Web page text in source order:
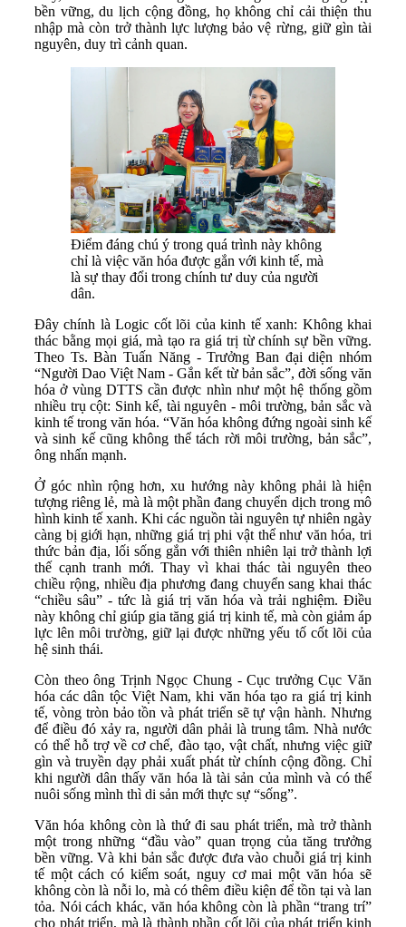
bền vững, du lịch cộng đồng, họ không chỉ cải thiện thu
nhập mà còn trở thành lực lượng bảo vệ rừng, giữ gìn tài
nguyên, duy trì cảnh quan.
Điểm đáng chú ý trong quá trình này không
chỉ là việc văn hóa được gắn với kinh tế, mà
là sự thay đổi trong chính tư duy của người
dân.
Đây chính là Logic cốt lõi của kinh tế xanh: Không khai
thác bằng mọi giá, mà tạo ra giá trị từ chính sự bền vững.
Theo Ts. Bàn Tuấn Năng -Trưởng Ban đại diện nhóm
“Người Dao Việt Nam - Gắn kết từ bản sắc”, đời sống văn
hóa ở vùng DTTS cần được nhìn như một hệ thống gồm
nhiều trụ cột: Sinh kế, tài nguyên - môi trường, bản sắc và
kinh tế trong văn hóa. “Văn hóa không đứng ngoài sinh kế
và sinh kế cũng không thể tách rời môi trường, bản sắc”,
ông nhấn mạnh.
Ở góc nhìn rộng hơn, xu hướng này không phải là hiện
tượng riêng lẻ, mà là một phần đang chuyển dịch trong mô
hình kinh tế xanh. Khi các nguồn tài nguyên tự nhiên ngày
càng bị giới hạn, những giá trị phi vật thể như văn hóa, tri
thức bản địa, lối sống gắn với thiên nhiên lại trở thành lợi
thế cạnh tranh mới. Thay vì khai thác tài nguyên theo
chiều rộng, nhiều địa phương đang chuyển sang khai thác
“chiều sâu” - tức là giá trị văn hóa và trải nghiệm. Điều
này không chỉ giúp gia tăng giá trị kinh tế, mà còn giảm áp
lực lên môi trường, giữ lại được những yếu tố cốt lõi của
hệ sinh thái.
Còn theo ông Trịnh Ngọc Chung - Cục trưởng Cục Văn
hóa các dân tộc Việt Nam, khi văn hóa tạo ra giá trị kinh
tế, vòng tròn bảo tồn và phát triển sẽ tự vận hành. Nhưng
để điều đó xảy ra, người dân phải là trung tâm. Nhà nước
có thể hỗ trợ về cơ chế, đào tạo, vật chất, nhưng việc giữ
gìn và truyền dạy phải xuất phát từ chính cộng đồng. Chỉ
khi người dân thấy văn hóa là tài sản của mình và có thể
nuôi sống mình thì di sản mới thực sự “sống”.
Văn hóa không còn là thứ đi sau phát triển, mà trở thành
một trong những “đầu vào” quan trọng của tăng trưởng
bền vững. Và khi bản sắc được đưa vào chuỗi giá trị kinh
tế một cách có kiểm soát, nguy cơ mai một văn hóa sẽ
không còn là nỗi lo, mà có thêm điều kiện để tồn tại và lan
tỏa. Nói cách khác, văn hóa không còn là phần “trang trí”
cho phát triển, mà là thành phần cốt lõi của phát triển kinh